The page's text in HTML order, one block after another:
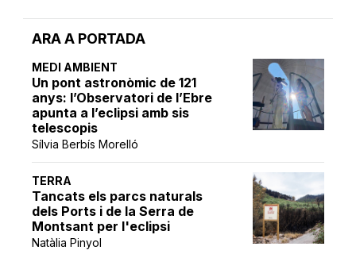
ARA A PORTADA
MEDI AMBIENT
Un pont astronòmic de 121
anys: l’Observatori de l’Ebre
apunta a l’eclipsi amb sis
telescopis
Sílvia Berbís Morelló
TERRA
Tancats els parcs naturals
dels Ports i de la Serra de
Montsant per l'eclipsi
Natàlia Pinyol